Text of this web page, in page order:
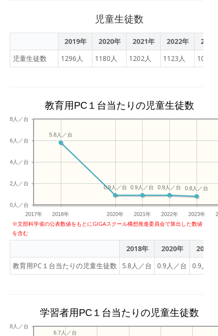
児童生徒数
2019年 2020年 2021年 2022年
2023
児童生徒数
1296人 1180人 1202人 1123人 1063
教育用PC１台当たりの児童生徒数
2017年 2018年 2020年 2021年 2022年 2023年
0人／台
2人／台
4人／台
6人／台
8人／台
0.8人／台
0.9人／台
0.9人／台
0.9人／台
5.8人／台
※文部科学省の公表数値をもとにGIGAスクール構想推進委員会で算出した数値
を含む
2018年 2020年
2021年
教育用PC１台当たりの児童生徒数
5.8人／台 0.9人／台 0.9人／
学習者用PC１台当たりの児童生徒数
8人／台
6.7人／台